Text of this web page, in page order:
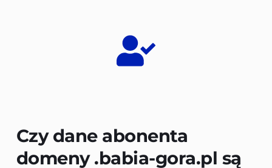
Czy dane abonenta
domeny .babia-gora.pl są